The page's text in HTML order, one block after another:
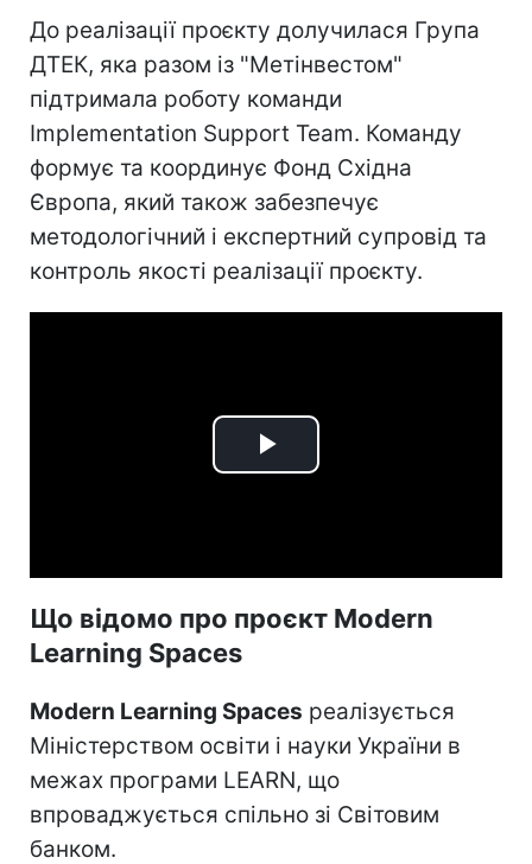
До реалізації проєкту долучилася Група
ДТЕК, яка разом із "Метінвестом"
підтримала роботу команди
Implementation Support Team. Команду
формує та координує Фонд Східна
Європа, який також забезпечує
методологічний і експертний супровід та
контроль якості реалізації проєкту.
Play
Що відомо про проєкт Modern
Learning Spaces
Modern Learning Spaces реалізується
Міністерством освіти і науки України в
межах програми LEARN, що
впроваджується спільно зі Світовим
банком.